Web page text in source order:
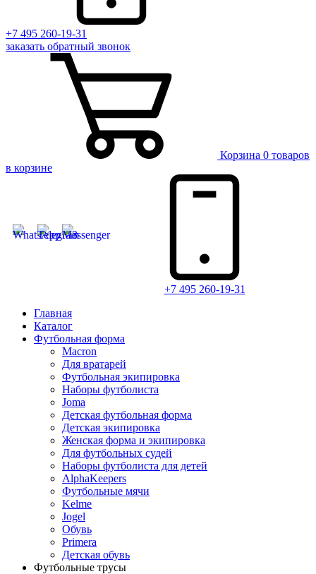
+7 495 260-19-31
заказать обратный звонок
Корзина 0 товаров
в корзине
+7 495 260-19-31
Главная
Каталог
Футбольная форма
Macron
Для вратарей
Футбольная экипировка
Наборы футболиста
Joma
Детская футбольная форма
Детская экипировка
Женская форма и экипировка
Для футбольных судей
Наборы футболиста для детей
AlphaKeepers
Футбольные мячи
Kelme
Jogel
Обувь
Primera
Детская обувь
Футбольные трусы